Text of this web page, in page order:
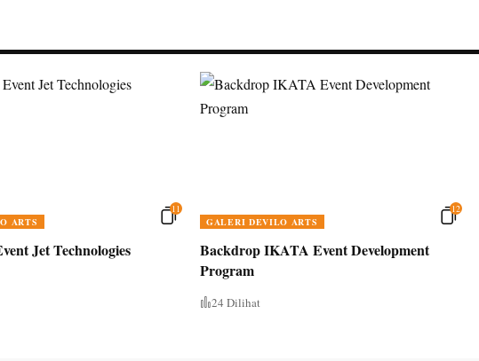
11
ARTS
Jet Technologies
12
GALERI DEVILO ARTS
Backdrop IKATA Event Development
Program
24 Dilihat